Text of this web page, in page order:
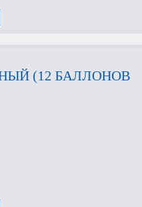
(12 БАЛЛОНОВ